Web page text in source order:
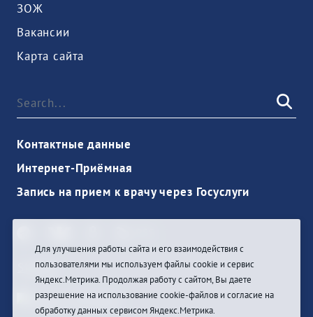
ЗОЖ
Вакансии
Карта сайта
Контактные данные
Интернет-Приёмная
Запись на прием к врачу через Госуслуги
Sign In
Для улучшения работы сайта и его взаимодействия с
пользователями мы используем файлы cookie и сервис
Яндекс.Метрика. Продолжая работу с сайтом, Вы даете
разрешение на использование cookie-файлов и согласие на
обработку данных сервисом Яндекс.Метрика.